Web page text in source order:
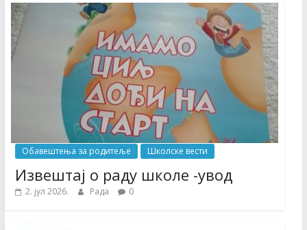
Обавештења за родитеље Школске вести
Извештај о раду школе -увод
2. јул 2026. Рада 0